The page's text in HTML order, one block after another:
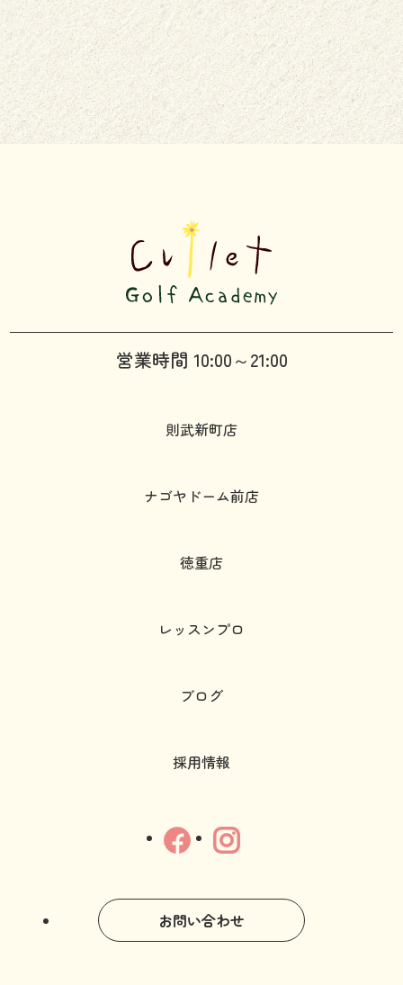
営業時間 10:00～21:00
則武新町店
ナゴヤドーム前店
徳重店
レッスンプロ
ブログ
採用情報
お問い合わせ